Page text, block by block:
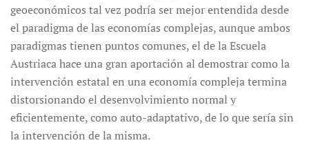
geoeconómicos tal vez podría ser mejor entendida desde
el paradigma de las economías complejas, aunque ambos
paradigmas tienen puntos comunes, el de la Escuela
Austriaca hace una gran aportación al demostrar como la
intervención estatal en una economía compleja termina
distorsionando el desenvolvimiento normal y
eficientemente, como auto-adaptativo, de lo que sería sin
la intervención de la misma.